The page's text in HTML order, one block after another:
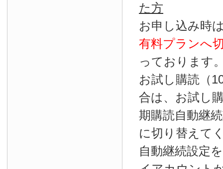
た方
お申し込み時
有料プランへ
っております
お試し購読（
合は、お試し
期購読自動継
に切り替えて
自動継続設定